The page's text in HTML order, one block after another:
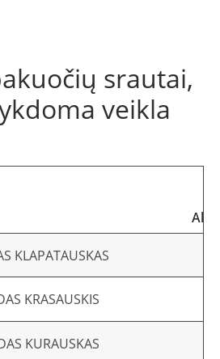
srautai,
veikla
KLAPATAUSKAS
KRASAUSKIS
KURAUSKAS